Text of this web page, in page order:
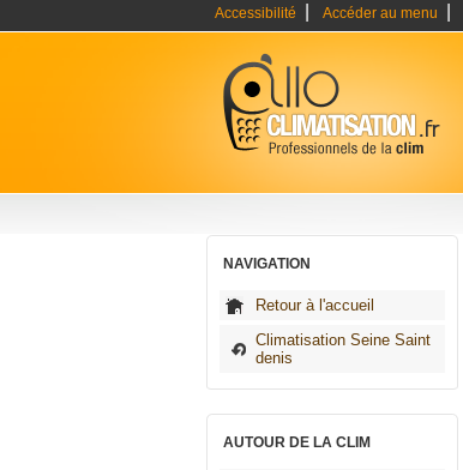
Accessibilité Accéder au menu
NAVIGATION
Retour à l'accueil
Climatisation Seine Saint
denis
AUTOUR DE LA CLIM